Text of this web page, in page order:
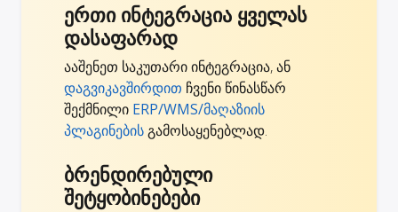
ერთი ინტეგრაცია ყველას
დასაფარად
ააშენეთ საკუთარი ინტეგრაცია, ან
დაგვიკავშირდით ჩვენი წინასწარ
შექმნილი ERP/WMS/მაღაზიის
პლაგინებისგამოსაყენებლად.
ბრენდირებული
შეტყობინებები